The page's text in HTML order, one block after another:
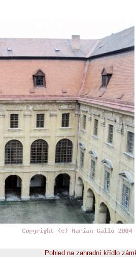
Pohled na zahradní křídlo